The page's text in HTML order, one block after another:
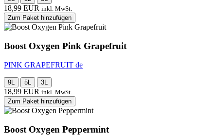
18,99 EUR inkl. MwSt.
Zum Paket hinzufügen
Boost Oxygen Pink Grapefruit
PINK GRAPEFRUIT de
9L 5L 3L
18,99 EUR inkl. MwSt.
Zum Paket hinzufügen
Boost Oxygen Peppermint